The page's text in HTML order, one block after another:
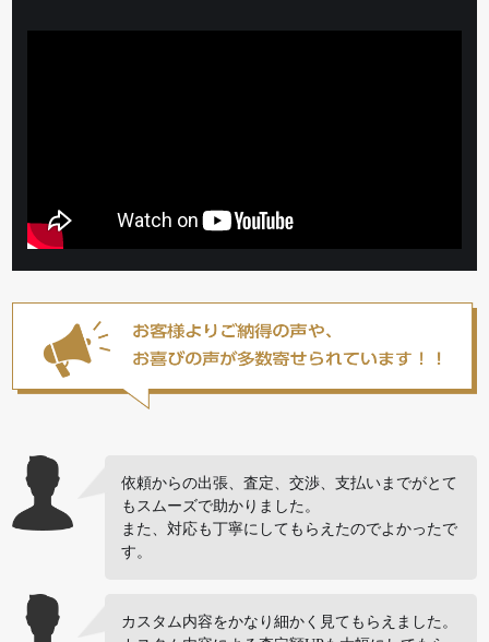
依頼からの出張、査定、交渉、支払いまでがとて
もスムーズで助かりました。
また、対応も丁寧にしてもらえたのでよかったで
す。
カスタム内容をかなり細かく見てもらえました。